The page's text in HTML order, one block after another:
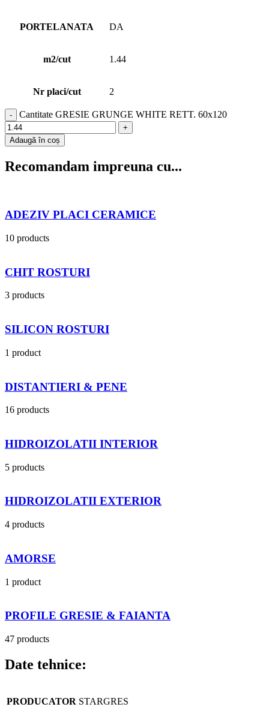
PORTELANATA DA
m2/cut 1.44
Nr placi/cut 2
Cantitate GRESIE GRUNGE WHITE RETT. 60x120
Adaugă în coș
Recomandam impreuna cu...
ADEZIV PLACI CERAMICE
10 products
CHIT ROSTURI
3 products
SILICON ROSTURI
1 product
DISTANTIERI & PENE
16 products
HIDROIZOLATII INTERIOR
5 products
HIDROIZOLATII EXTERIOR
4 products
AMORSE
1 product
PROFILE GRESIE & FAIANTA
47 products
Date tehnice:
PRODUCATOR STARGRES